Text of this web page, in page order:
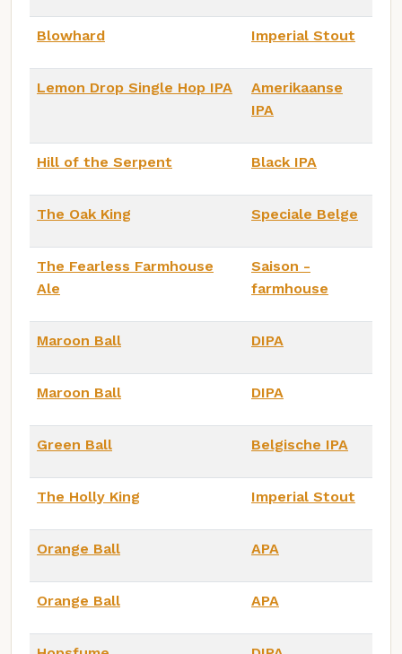
Blowhard Imperial Stout
Lemon Drop Single Hop IPA
Amerikaanse
IPA
Hill of the Serpent Black IPA
The Oak King Speciale Belge
The Fearless Farmhouse
Ale
Saison -
farmhouse
Maroon Ball DIPA
Maroon Ball DIPA
Green Ball Belgische IPA
The Holly King Imperial Stout
Orange Ball APA
Orange Ball APA